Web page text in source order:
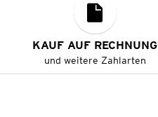
KAUF AUF RECHNUNG
und weitere Zahlarten